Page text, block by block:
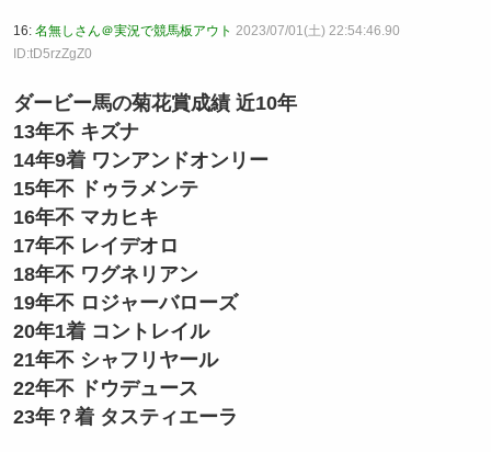
16: 名無しさん＠実況で競馬板アウト 2023/07/01(土) 22:54:46.90
ID:tD5rzZgZ0
ダービー馬の菊花賞成績 近10年
13年不 キズナ
14年9着 ワンアンドオンリー
15年不 ドゥラメンテ
16年不 マカヒキ
17年不 レイデオロ
18年不 ワグネリアン
19年不 ロジャーバローズ
20年1着 コントレイル
21年不 シャフリヤール
22年不 ドウデュース
23年？着 タスティエーラ